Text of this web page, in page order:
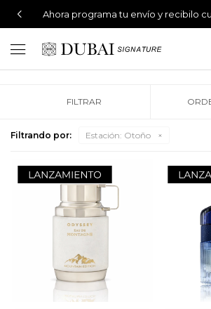
Ahora programa tu envío y recibilo
Perfumes 100% originales
Envíos gratis en compras

Filtrando por: Estación: Otoño